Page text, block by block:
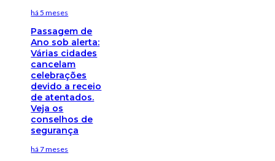
há 5 meses
Passagem de
Ano sob alerta:
Várias cidades
cancelam
celebrações
devido a receio
de atentados.
Veja os
conselhos de
segurança
há 7 meses